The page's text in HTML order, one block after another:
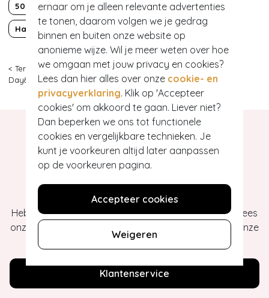
ernaar om je alleen relevante advertenties
te tonen, daarom volgen we je gedrag
binnen en buiten onze website op
anonieme wijze. Wil je meer weten over hoe
we omgaan met jouw privacy en cookies?
Lees dan hier alles over onze cookie- en
privacyverklaring. Klik op 'Accepteer
cookies' om akkoord te gaan. Liever niet?
Dan beperken we ons tot functionele
cookies en vergelijkbare technieken. Je
kunt je voorkeuren altijd later aanpassen
op de voorkeuren pagina.
Accepteer cookies
Weigeren
50s 60s 70s Classy chic
Hartjes Strass Valentijn
< Terug |Topvintage> Accessoires > Oorbellen >Sieraden
Day&Eve by Go Dutch Label >1
Hey gorgeous
Heb je vragen of heb je hulp nodig bij je bestelling? Lees
onze veelgestelde vragen of neem contact op met onze
klantenservice. Wij helpen je graag!
Klantenservice